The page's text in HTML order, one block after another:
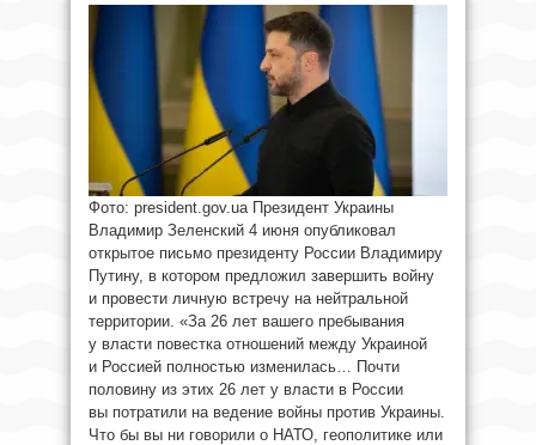
Фото: president.gov.ua Президент Украины
Владимир Зеленский 4 июня опубликовал
открытое письмо президенту России Владимиру
Путину, в котором предложил завершить войну
и провести личную встречу на нейтральной
территории. «За 26 лет вашего пребывания
у власти повестка отношений между Украиной
и Россией полностью изменилась… Почти
половину из этих 26 лет у власти в России
вы потратили на ведение войны против Украины.
Что бы вы ни говорили о НАТО, геополитике или